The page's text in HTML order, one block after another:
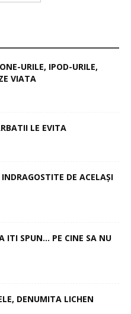
URILE, IPOD-URILE,
VIATA
LE EVITA
DE ACELAȘI
ITI SPUN… PE CINE SA NU
DENUMITA LICHEN